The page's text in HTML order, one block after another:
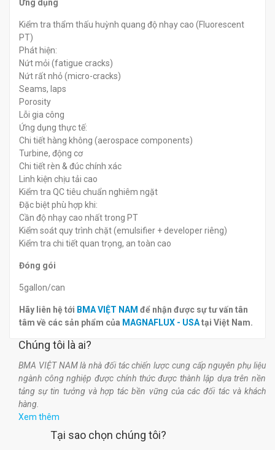
Ứng dụng
Kiểm tra thẩm thấu huỳnh quang độ nhạy cao (Fluorescent
PT)
Phát hiện:
Nứt mỏi (fatigue cracks)
Nứt rất nhỏ (micro-cracks)
Seams, laps
Porosity
Lỗi gia công
Ứng dụng thực tế:
Chi tiết hàng không (aerospace components)
Turbine, động cơ
Chi tiết rèn & đúc chính xác
Linh kiện chịu tải cao
Kiểm tra QC tiêu chuẩn nghiêm ngặt
Đặc biệt phù hợp khi:
Cần độ nhạy cao nhất trong PT
Kiểm soát quy trình chặt (emulsifier + developer riêng)
Kiểm tra chi tiết quan trọng, an toàn cao
Đóng gói
5gallon/can
Hãy liên hệ tới BMA VIỆT NAM để nhận được sự tư vấn tân
tâm về các sản phẩm của MAGNAFLUX - USAtại Việt Nam.
Chúng tôi là ai?
BMA VIỆT NAM là nhà đối tác chiến lược cung cấp nguyên phụ liệu
ngành công nghiệp được chính thức được thành lập dựa trên nền
tảng sự tin tưởng và hợp tác bền vững của các đối tác và khách
hàng.
Xem thêm
Tại sao chọn chúng tôi?